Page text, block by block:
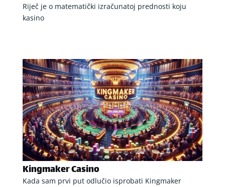
Riječ je o matematički izračunatoj prednosti koju
kasino
Kingmaker Casino
Kada sam prvi put odlučio isprobati Kingmaker